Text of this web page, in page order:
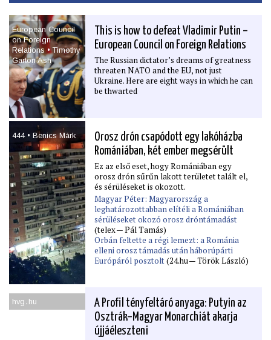
European Council
on Foreign
Relations • Timothy
Garton Ash
This is how to defeat Vladimir Putin –
European Council on Foreign Relations
The Russian dictator’s dreams of greatness
threaten NATO and the EU, not just
Ukraine. Here are eight ways in which he can
be thwarted
444 • Benics Márk
Orosz drón csapódott egy lakóházba
Romániában, két ember megsérült
Ez az első eset, hogy Romániában egy
orosz drón sűrűn lakott területet talált el,
és sérüléseket is okozott.
Magyar Péter: Magyarország a
leghatározottabban elítéli a Romániában
sérüléseket okozó orosz dróntámadást
(telex — Pál Tamás)
Orbán feltette a régi lemezt: a Románia
elleni orosz támadás után háborúpárti
Európáról posztolt(24.hu — Török László)
hvg․hu
A Proﬁl tényfeltáró anyaga: Putyin az
Osztrák–Magyar Monarchiát akarja
újjáéleszteni